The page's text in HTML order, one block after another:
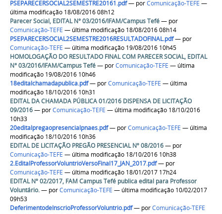
PSEPARECERSOCIAL2SEMESTRE20161.pdf— porComunicação-TEFE —
última modificação 18/08/2016 08h12
Parecer Social, EDITAL N° 03/2016/IFAM/Campus Tefé— por
Comunicação-TEFE — última modificação 18/08/2016 08h14
PSEPARECERSOCIAL2SEMESTRE2016RESULTADOFINAL.pdf— por
Comunicação-TEFE — última modificação 19/08/2016 10h45
HOMOLOGAÇÃO DO RESULTADO FINAL COM PARECER SOCIAL, EDITAL
N° 03/2016/IFAM/Campus Tefé— porComunicação-TEFE — última
modificação 19/08/2016 10h46
18editalchamadapublica.pdf— porComunicação-TEFE — última
modificação 18/10/2016 10h31
EDITAL DA CHAMADA PÚBLICA 01/2016 DISPENSA DE LICITAÇÃO
09/2016— porComunicação-TEFE — última modificação 18/10/2016
10h33
20editalpregaopresencialpnaes.pdf— porComunicação-TEFE — última
modificação 18/10/2016 10h36
EDITAL DE LICITAÇÃO PREGÃO PRESENCIAL Nº 08/2016— por
Comunicação-TEFE — última modificação 18/10/2016 10h38
2.EditalProfessorVoluntrioVersoFinal17_JAN_2017.pdf— por
Comunicação-TEFE — última modificação 18/01/2017 17h24
EDITAL Nº 02/2017, FAM Campus Tefé publica edital para Professor
Voluntário.— porComunicação-TEFE — última modificação 10/02/2017
09h53
DeferimentodeInscrioProfessorVoluntrio.pdf— porComunicação-TEFE